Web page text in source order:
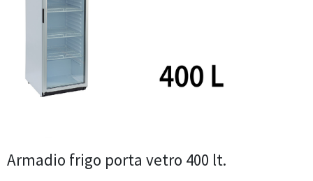
Armadio frigo porta vetro 400 lt.